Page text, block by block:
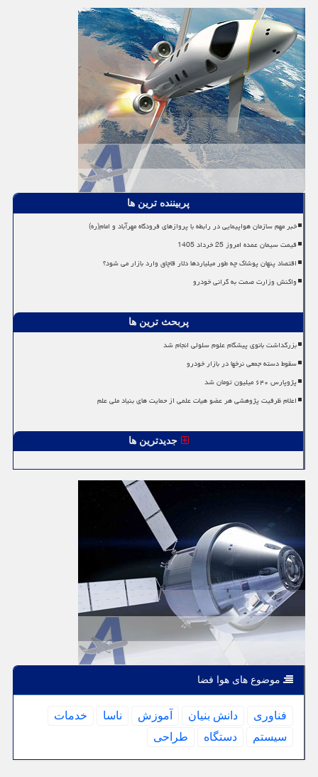
پربیننده ترین ها
خبر مهم سازمان هواپیمایی در رابطه با پروازهای فرودگاه مهرآباد و امام(ره)
قیمت سیمان عمده امروز 25 خرداد 1405
اقتصاد پنهان پوشاک چه طور میلیاردها دلار قاچاق وارد بازار می شود؟
واکنش وزارت صمت به گرانی خودرو
پربحث ترین ها
بزرگداشت بانوی پیشگام علوم سلولی انجام شد
سقوط دسته جمعی نرخها در بازار خودرو
پژوپارس ۶۴۰ میلیون تومان شد
اعلام ظرفیت پژوهشی هر عضو هیات علمی از حمایت های بنیاد ملی علم
جدیدترین ها
موضوع های هوا فضا
فناوری دانش بنیان آموزش ناسا
خدمات
سیستم
دستگاه طراحی